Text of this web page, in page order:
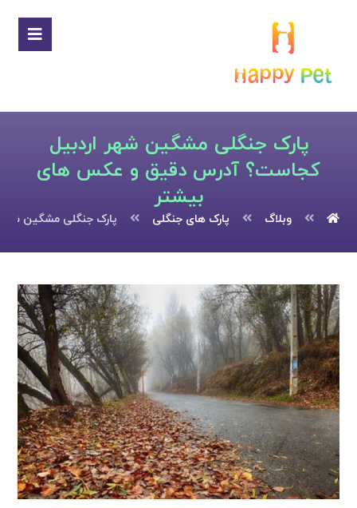
پارک جنگلی مشگین شهر اردبیل
کجاست؟ آدرس دقیق و عکس های
بیشتر
وبلاگ پارک های جنگلی پارک جنگلی مشگین